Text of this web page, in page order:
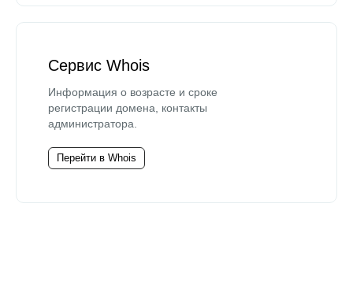
Сервис Whois
Информация о возрасте и сроке
регистрации домена, контакты
администратора.
Перейти в Whois